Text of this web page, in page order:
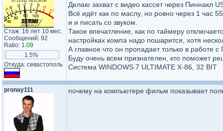
Стаж: 16 лет 10 мес.
Сообщений: 92
Ratio: 1.09
1.5%
Откуда: севастополь
Делаю захват с видео кассет через Пиннакл
Всё идёт как по маслу, но ровно через 1 час
и и писать со звуком.
Такое впечатление, как по таймеру
настройках компа надо пошарится, хотя
А главное что он пропадает только в работе
Буду очень всем признателен, кто поможет
Система WINDOWS 7 ULTIMATE X-86, 32 BIT
pronay111 почему на компьютере фильм показывает